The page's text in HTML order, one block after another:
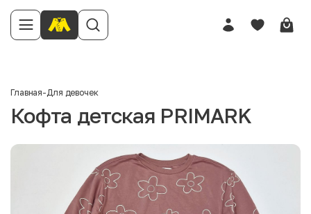
Главная-Для девочек
Кофта детская PRIMARK